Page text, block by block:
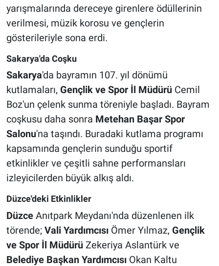
yarışmalarında dereceye girenlere ödüllerinin
verilmesi, müzik korosu ve gençlerin
gösterileriyle sona erdi.
Sakarya'da Coşku
Sakarya'da bayramın 107. yıl dönümü
kutlamaları, Gençlik ve Spor İl MüdürüCemil
Boz'un çelenk sunma töreniyle başladı. Bayram
coşkusu daha sonra Metehan Başar Spor
Salonu'na taşındı. Buradaki kutlama programı
kapsamında gençlerin sunduğu sportif
etkinlikler ve çeşitli sahne performansları
izleyicilerden büyük alkış aldı.
Düzce'deki Etkinlikler
DüzceAnıtpark Meydanı'nda düzenlenen ilk
törende; Vali YardımcısıÖmer Yılmaz, Gençlik
ve Spor İl MüdürüZekeriya Aslantürk ve
Belediye Başkan YardımcısıOkan Kaltu